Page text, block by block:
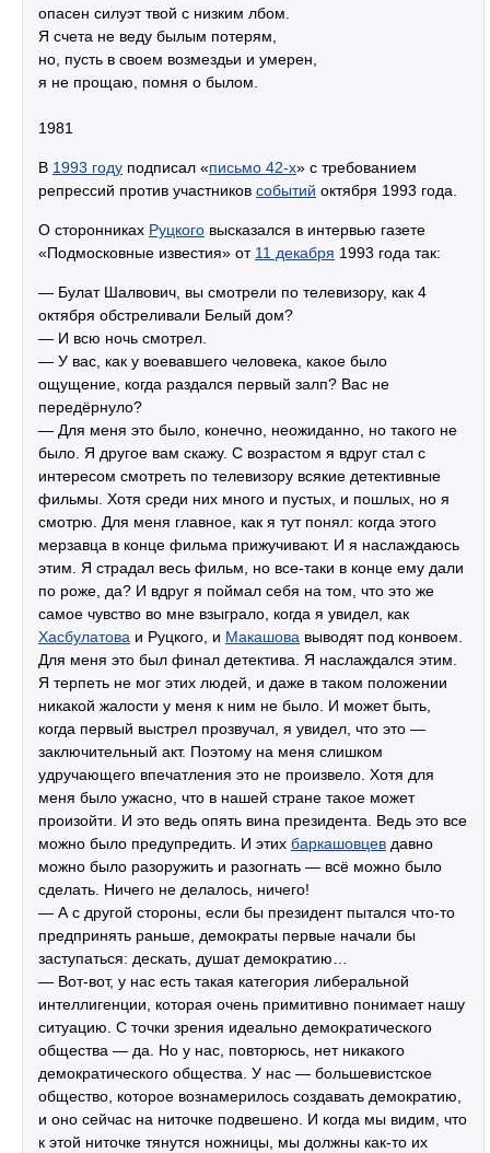
опасен силуэт твой с низким лбом.
Я счета не веду былым потерям,
но, пусть в своем возмездьи и умерен,
я не прощаю, помня о былом.
1981
В 1993 году подписал «письмо 42-х» с требованием
репрессий против участников событий октября 1993 года.
О сторонниках Руцкого высказался в интервью газете
«Подмосковные известия» от 11 декабря 1993 года так:
— Булат Шалвович, вы смотрели по телевизору, как 4
октября обстреливали Белый дом?
— И всю ночь смотрел.
— У вас, как у воевавшего человека, какое было
ощущение, когда раздался первый залп? Вас не
передёрнуло?
— Для меня это было, конечно, неожиданно, но такого не
было. Я другое вам скажу. С возрастом я вдруг стал с
интересом смотреть по телевизору всякие детективные
фильмы. Хотя среди них много и пустых, и пошлых, но я
смотрю. Для меня главное, как я тут понял: когда этого
мерзавца в конце фильма прижучивают. И я наслаждаюсь
этим. Я страдал весь фильм, но все-таки в конце ему дали
по роже, да? И вдруг я поймал себя на том, что это же
самое чувство во мне взыграло, когда я увидел, как
Хасбулатова и Руцкого, и Макашова выводят под конвоем.
Для меня это был финал детектива. Я наслаждался этим.
Я терпеть не мог этих людей, и даже в таком положении
никакой жалости у меня к ним не было. И может быть,
когда первый выстрел прозвучал, я увидел, что это —
заключительный акт. Поэтому на меня слишком
удручающего впечатления это не произвело. Хотя для
меня было ужасно, что в нашей стране такое может
произойти. И это ведь опять вина президента. Ведь это все
можно было предупредить. И этих баркашовцев давно
можно было разоружить и разогнать — всё можно было
сделать. Ничего не делалось, ничего!
— А с другой стороны, если бы президент пытался что-то
предпринять раньше, демократы первые начали бы
заступаться: дескать, душат демократию…
— Вот-вот, у нас есть такая категория либеральной
интеллигенции, которая очень примитивно понимает нашу
ситуацию. С точки зрения идеально демократического
общества — да. Но у нас, повторюсь, нет никакого
демократического общества. У нас — большевистское
общество, которое вознамерилось создавать демократию,
и оно сейчас на ниточке подвешено. И когда мы видим, что
к этой ниточке тянутся ножницы, мы должны как-то их